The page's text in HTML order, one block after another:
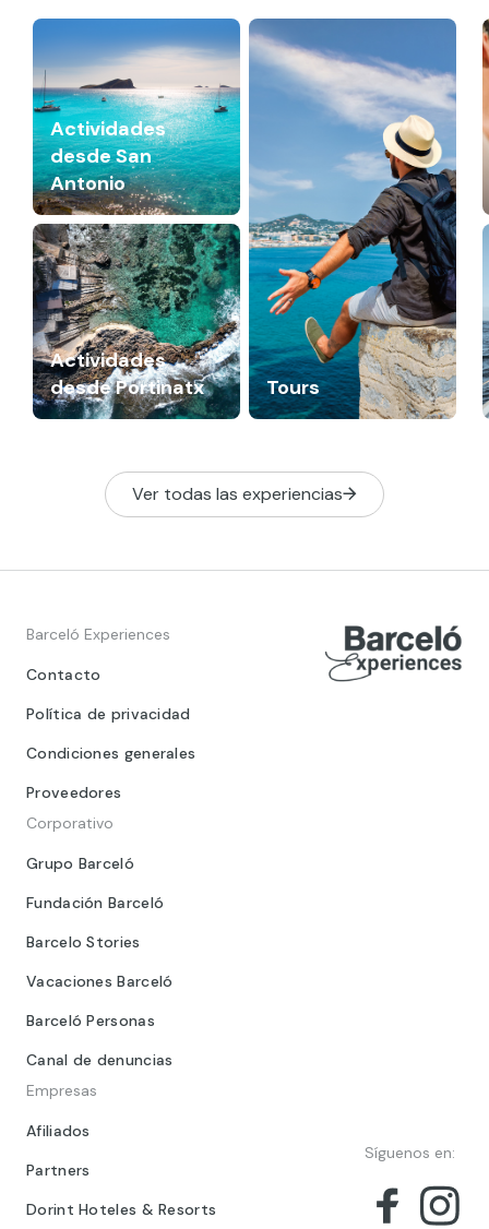
Actividades
desde San
Antonio
Tours
Actividades
desde Portinatx
Ver todas las experiencias
Barceló Experiences
Contacto
Política de privacidad
Condiciones generales
Proveedores
Corporativo
Grupo Barceló
Fundación Barceló
Barcelo Stories
Vacaciones Barceló
Barceló Personas
Canal de denuncias
Empresas
Afiliados
Partners
Dorint Hoteles & Resorts
Síguenos en: